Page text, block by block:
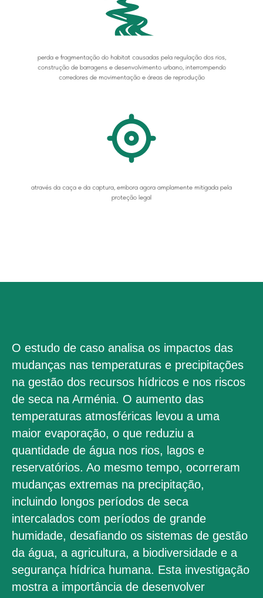
perda e fragmentação do habitat causadas pela regulação dos rios,
construção de barragens e desenvolvimento urbano, interrompendo
corredores de movimentação e áreas de reprodução
através da caça e da captura, embora agora amplamente mitigada pela
proteção legal
O estudo de caso analisa os impactos das
mudanças nas temperaturas e precipitações
na gestão dos recursos hídricos e nos riscos
de seca na Arménia. O aumento das
temperaturas atmosféricas levou a uma
maior evaporação, o que reduziu a
quantidade de água nos rios, lagos e
reservatórios. Ao mesmo tempo, ocorreram
mudanças extremas na precipitação,
incluindo longos períodos de seca
intercalados com períodos de grande
humidade, desafiando os sistemas de gestão
da água, a agricultura, a biodiversidade e a
segurança hídrica humana. Esta investigação
mostra a importância de desenvolver